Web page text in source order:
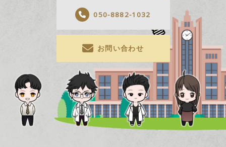
050-8882-1032
お問い合わせ